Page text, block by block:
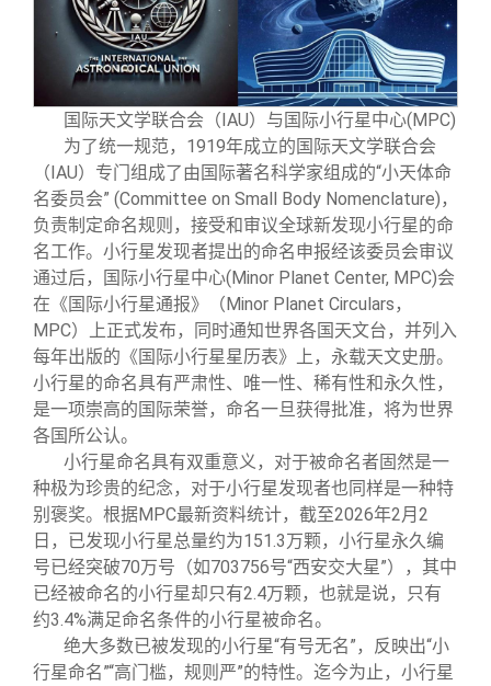
国际天文学联合会（IAU）与国际小行星中心(MPC)
为了统一规范，1919年成立的国际天文学联合会
（IAU）专门组成了由国际著名科学家组成的“小天体命
名委员会” (Committee on Small Body Nomenclature)，
负责制定命名规则，接受和审议全球新发现小行星的命
名工作。小行星发现者提出的命名申报经该委员会审议
通过后，国际小行星中心(Minor Planet Center, MPC)会
在《国际小行星通报》（Minor Planet Circulars，
MPC）上正式发布，同时通知世界各国天文台，并列入
每年出版的《国际小行星星历表》上，永载天文史册。
小行星的命名具有严肃性、唯一性、稀有性和永久性，
是一项崇高的国际荣誉，命名一旦获得批准，将为世界
各国所公认。
小行星命名具有双重意义，对于被命名者固然是一
种极为珍贵的纪念，对于小行星发现者也同样是一种特
别褒奖。根据MPC最新资料统计，截至2026年2月2
日，已发现小行星总量约为151.3万颗，小行星永久编
号已经突破70万号（如703756号“西安交大星”），其中
已经被命名的小行星却只有2.4万颗，也就是说，只有
约3.4%满足命名条件的小行星被命名。
绝大多数已被发现的小行星“有号无名”，反映出“小
行星命名”“高门槛，规则严”的特性。迄今为止，小行星